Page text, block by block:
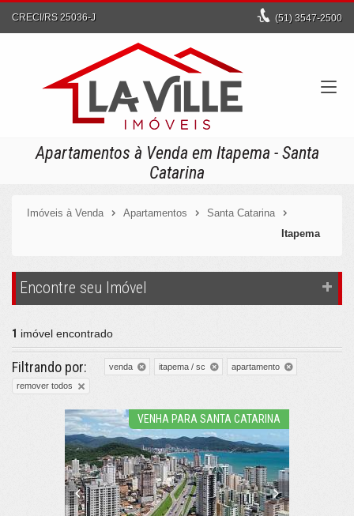
CRECI/RS 25036-J (51) 3547-2500
Apartamentos à Venda em Itapema - Santa
Catarina
Imóveis à Venda Apartamentos
Santa Catarina
Itapema
Encontre seu Imóvel
1 imóvel encontrado
Filtrando por: venda itapema / sc
apartamento
remover todos
VENHA PARA SANTA CATARINA